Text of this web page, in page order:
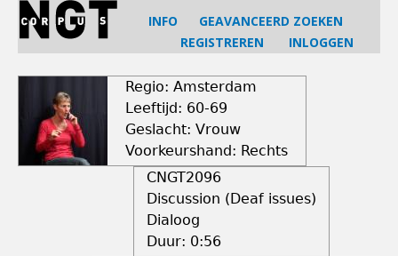
Jump
navigation
INFO
GEAVANCEERD ZOEKEN
REGISTREREN
INLOGGEN
Regio: Amsterdam
Leeftijd: 60-69
Geslacht: Vrouw
Voorkeurshand: Rechts
CNGT2096
Discussion (Deaf issues)
Dialoog
Duur: 0:56